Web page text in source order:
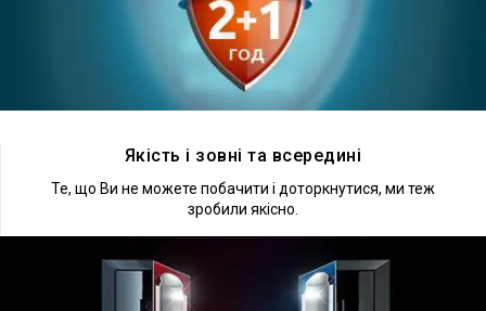
Якість і зовні та всередині
Те, що Ви не можете побачити і доторкнутися, ми теж
зробили якісно.